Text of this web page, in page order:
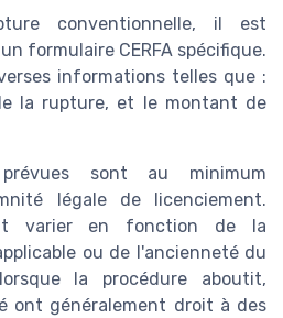
conventionnelle, il est
formulaire CERFA spécifique.
informations telles que :
la rupture, et le montant de
sont au minimum
légale de licenciement.
varier en fonction de la
ou de l'ancienneté du
la procédure aboutit,
ont généralement droit à des